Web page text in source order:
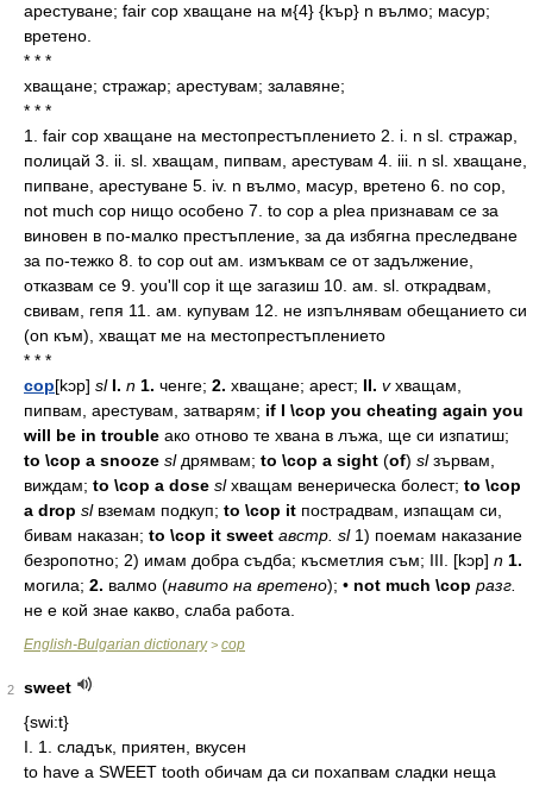
арестуване; fair cop хващане на м{4} {kъp} n вълмо; масур;
вретено.
* * *
хващане; стражар; арестувам; залавяне;
* * *
1. fair cop хващане на местопрестъплението 2. i. n sl. стражар,
полицай 3. ii. sl. хващам, пипвам, арестувам 4. iii. n sl. хващане,
пипване, арестуване 5. iv. n вълмо, масур, вретено 6. no cop,
not much cop нищо особено 7. to cop a plea признавам се за
виновен в по-малко престъпление, за да избягна преследване
за по-тежко 8. to cop out ам. измъквам се от задължение,
отказвам се 9. you'll cop it ще загазиш 10. ам. sl. открадвам,
свивам, гепя 11. ам. купувам 12. не изпълнявам обещанието си
(on към), хващат ме на местопрестъплението
* * *
cop[kɔp] sl I. n 1. ченге; 2. хващане; арест; II. v хващам,
пипвам, арестувам, затварям; if I \cop you cheating again you
will be in trouble ако отново те хвана в лъжа, ще си изпатиш;
to \cop a snooze sl дрямвам; to \cop a sight (of) sl зървам,
виждам; to \cop a dose sl хващам венерическа болест; to \cop
a drop sl вземам подкуп; to \cop it пострадвам, изпащам си,
бивам наказан; to \cop it sweet австр. sl 1) поемам наказание
безропотно; 2) имам добра съдба; късметлия съм; III. [kɔp] n 1.
могила; 2. валмо (навито на вретено); • not much \cop разг.
не е кой знае какво, слаба работа.
English-Bulgarian dictionary> cop
2
sweet
{swi:t}
I. 1. сладък, приятен, вкусен
to have a SWEET tooth обичам да си похапвам сладки неща